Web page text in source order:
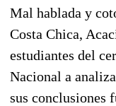
Mal hablada y
Costa Chica,
estudiantes del
Nacional a
sus conclusiones